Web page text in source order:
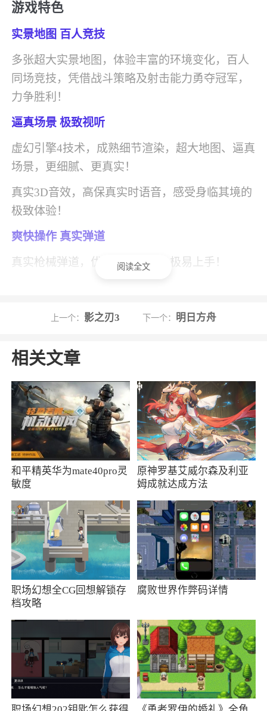
游戏特色
实景地图 百人竞技
多张超大实景地图，体验丰富的环境变化，百人
同场竞技，凭借战斗策略及射击能力勇夺冠军，
力争胜利！
逼真场景 极致视听
虚幻引擎4技术，成熟细节渲染，超大地图、逼真
场景，更细腻、更真实！
真实3D音效，高保真实时语音，感受身临其境的
极致体验！
爽快操作 真实弹道
真实枪械弹道，优秀射击手感，极易上手！
击，带给玩家酣畅淋漓地战斗射击体验！
丰富载具 狂野飙车
手感，比真实更真实！
一键组队 好友开黑
随时随地，任性开黑！ 一键组队，邀请好友语音
开黑，好友共战。
微信/手Q好友体系、战队系统、聊天室社交，无
处不在的游戏内社交体验！上阵兄弟兵，战场见
真情！
公平竞技 绿色环境
强大的反外挂功能，针对各种机型的适配及性能
阅读全文
上一个： 影之刃3 下一个： 明日方舟
相关文章
和平精英华为mate40pro灵
敏度
原神罗基艾威尔森及利亚
姆成就达成方法
职场幻想全CG回想解锁存
档攻略
腐败世界作弊码详情